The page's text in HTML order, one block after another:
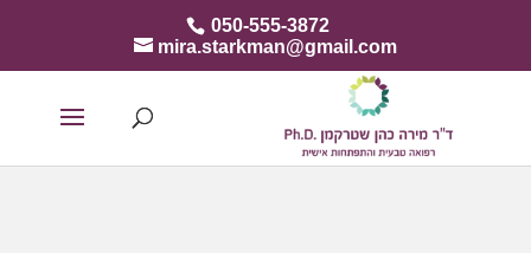
050-555-3872
mira.starkman@gmail.com